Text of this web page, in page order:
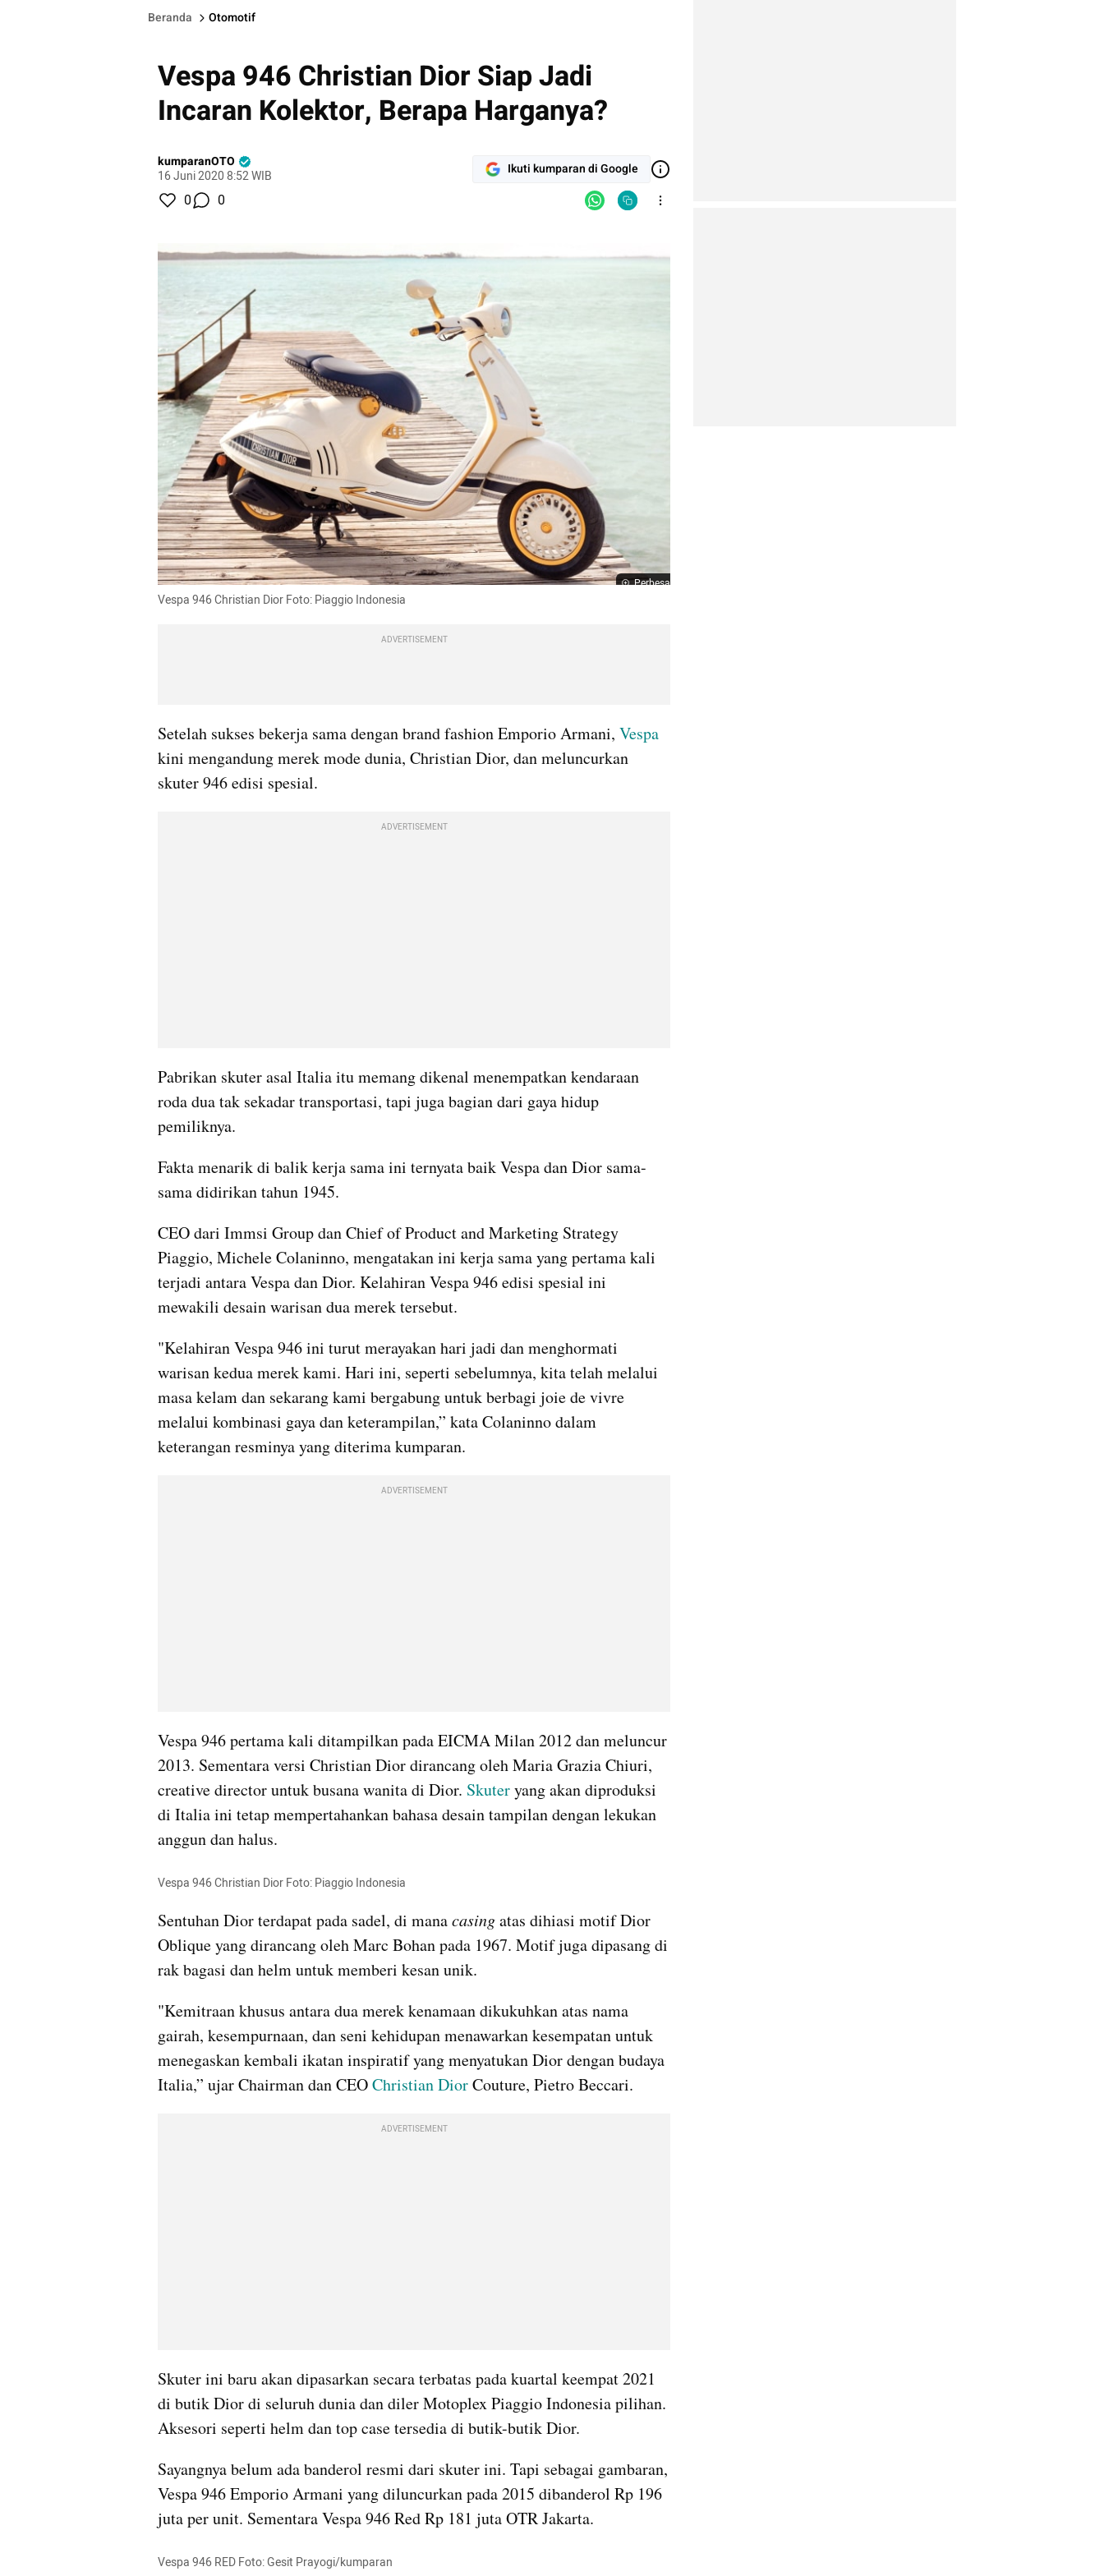
Beranda Otomotif
Vespa 946 Christian Dior Siap Jadi
Incaran Kolektor, Berapa Harganya?
kumparanOTO
16 Juni 2020 8:52 WIB
Ikuti kumparan di Google
0 0
Perbesar
Vespa 946 Christian Dior Foto: Piaggio Indonesia
ADVERTISEMENT
Setelah sukses bekerja sama dengan brand fashion Emporio Armani,
kini mengandung merek mode dunia, Christian Dior, dan meluncurkan
skuter 946 edisi spesial.
ADVERTISEMENT
Pabrikan skuter asal Italia itu memang dikenal menempatkan kendaraan
roda dua tak sekadar transportasi, tapi juga bagian dari gaya hidup
pemiliknya.
Fakta menarik di balik kerja sama ini ternyata baik Vespa dan Dior sama-
sama didirikan tahun 1945.
CEO dari Immsi Group dan Chief of Product and Marketing Strategy
Piaggio, Michele Colaninno, mengatakan ini kerja sama yang pertama kali
terjadi antara Vespa dan Dior. Kelahiran Vespa 946 edisi spesial ini
mewakili desain warisan dua merek tersebut.
"Kelahiran Vespa 946 ini turut merayakan hari jadi dan menghormati
warisan kedua merek kami. Hari ini, seperti sebelumnya, kita telah melalui
masa kelam dan sekarang kami bergabung untuk berbagi joie de vivre
melalui kombinasi gaya dan keterampilan,” kata Colaninno dalam
keterangan resminya yang diterima kumparan.
ADVERTISEMENT
Vespa 946 pertama kali ditampilkan pada EICMA Milan 2012 dan meluncur
2013. Sementara versi Christian Dior dirancang oleh Maria Grazia Chiuri,
creative director untuk busana wanita di Dior. Skuter yang akan diproduksi
di Italia ini tetap mempertahankan bahasa desain tampilan dengan lekukan
anggun dan halus.
Vespa 946 Christian Dior Foto: Piaggio Indonesia
Sentuhan Dior terdapat pada sadel, di mana casing atas dihiasi motif Dior
Oblique yang dirancang oleh Marc Bohan pada 1967. Motif juga dipasang di
rak bagasi dan helm untuk memberi kesan unik.
"Kemitraan khusus antara dua merek kenamaan dikukuhkan atas nama
gairah, kesempurnaan, dan seni kehidupan menawarkan kesempatan untuk
menegaskan kembali ikatan inspiratif yang menyatukan Dior dengan budaya
Italia,” ujar Chairman dan CEO Christian Dior Couture, Pietro Beccari.
ADVERTISEMENT
Skuter ini baru akan dipasarkan secara terbatas pada kuartal keempat 2021
di butik Dior di seluruh dunia dan diler Motoplex Piaggio Indonesia pilihan.
Aksesori seperti helm dan top case tersedia di butik-butik Dior.
Sayangnya belum ada banderol resmi dari skuter ini. Tapi sebagai gambaran,
Vespa 946 Emporio Armani yang diluncurkan pada 2015 dibanderol Rp 196
juta per unit. Sementara Vespa 946 Red Rp 181 juta OTR Jakarta.
Vespa 946 RED Foto: Gesit Prayogi/kumparan